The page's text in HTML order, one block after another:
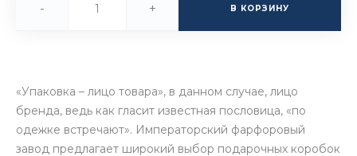
- + В КОРЗИНУ
«Упаковка – лицо товара», в данном случае, лицо
бренда, ведь как гласит известная пословица, «по
одежке встречают». Императорский фарфоровый
завод предлагает широкий выбор подарочных коробок